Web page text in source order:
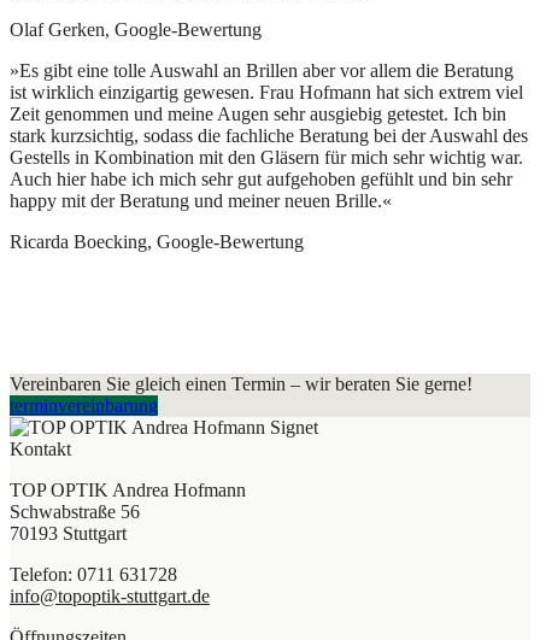
Olaf Gerken, Google-Bewertung
»Es gibt eine tolle Auswahl an Brillen aber vor allem die Beratung
ist wirklich einzigartig gewesen. Frau Hofmann hat sich extrem viel
Zeit genommen und meine Augen sehr ausgiebig getestet. Ich bin
stark kurzsichtig, sodass die fachliche Beratung bei der Auswahl des
Gestells in Kombination mit den Gläsern für mich sehr wichtig war.
Auch hier habe ich mich sehr gut aufgehoben gefühlt und bin sehr
happy mit der Beratung und meiner neuen Brille.«
Ricarda Boecking, Google-Bewertung
Vereinbaren Sie gleich einen Termin – wir beraten Sie gerne!
terminvereinbarung
Kontakt
TOP OPTIK Andrea Hofmann
Schwabstraße 56
70193 Stuttgart
Telefon: 0711 631728
info@topoptik-stuttgart.de